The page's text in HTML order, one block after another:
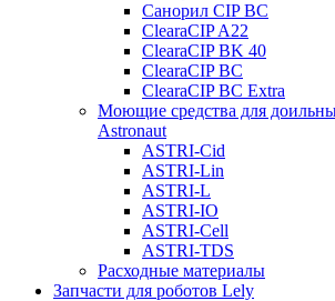
Санорил CIP BC
ClearaCIP A22
ClearaCIP BK 40
ClearaCIP BC
ClearaCIP BC Extra
Моющие средства для
Astronaut
ASTRI-Cid
ASTRI-Lin
ASTRI-L
ASTRI-IO
ASTRI-Cell
ASTRI-TDS
Расходные материалы
Запчасти для роботов Lely